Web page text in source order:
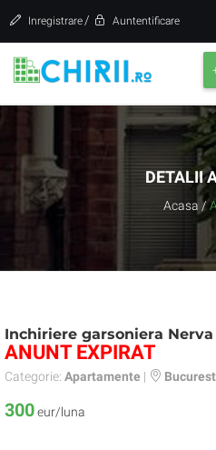
Inregistrare / Auntentificare
DETALII
Acasa /
Inchiriere garsoniera
ANUNT EXPIRAT
Categorie: Apartamente |
300eur/luna